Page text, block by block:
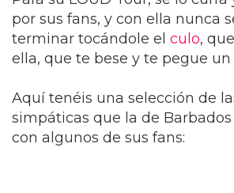
por sus fans, y con ella nunca
terminar tocándole el culo,
ella, que te bese y te pegue
Aquí tenéis una selección de
simpáticas que la de
con algunos de sus fans: